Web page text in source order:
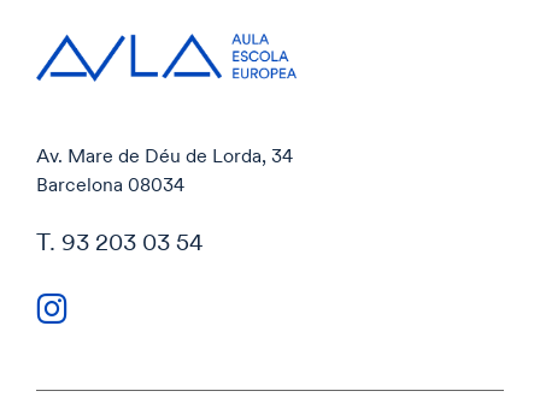
Av. Mare de Déu de Lorda, 34
Barcelona 08034
T. 93 203 03 54